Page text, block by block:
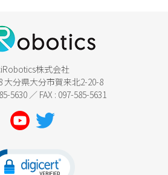
株式会社
大分県大分市賀来北2-20-8
5630 ／ FAX : 097-585-5631